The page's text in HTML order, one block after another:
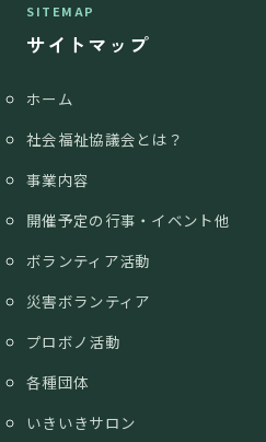
SITEMAP
サイトマップ
ホーム
社会福祉協議会とは？
事業内容
開催予定の行事・イベント他
ボランティア活動
災害ボランティア
プロボノ活動
各種団体
いきいきサロン